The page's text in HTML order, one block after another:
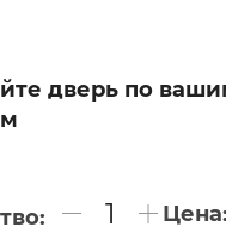
дверь по
Цена: